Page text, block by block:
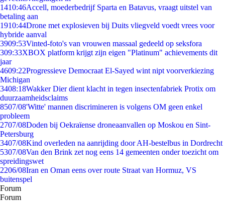
1410:46Accell, moederbedrijf Sparta en Batavus, vraagt uitstel van
betaling aan
1910:44Drone met explosieven bij Duits vliegveld voedt vrees voor
hybride aanval
3909:53Vinted-foto's van vrouwen massaal gedeeld op seksfora
309:33XBOX platform krijgt zijn eigen "Platinum" achievements dit
jaar
4609:22Progressieve Democraat El-Sayed wint nipt voorverkiezing
Michigan
3408:18Wakker Dier dient klacht in tegen insectenfabriek Protix om
duurzaamheidsclaims
8507/08'Witte' mannen discrimineren is volgens OM geen enkel
probleem
2707/08Doden bij Oekraïense droneaanvallen op Moskou en Sint-
Petersburg
3407/08Kind overleden na aanrijding door AH-bestelbus in Dordrecht
5307/08Van den Brink zet nog eens 14 gemeenten onder toezicht om
spreidingswet
2206/08Iran en Oman eens over route Straat van Hormuz, VS
buitenspel
Forum
Forum